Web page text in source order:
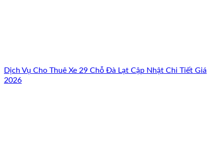
Dịch Vụ Cho Thuê Xe 29 Chỗ Đà Lạt Cập Nhật Chi Tiết Giá
2026